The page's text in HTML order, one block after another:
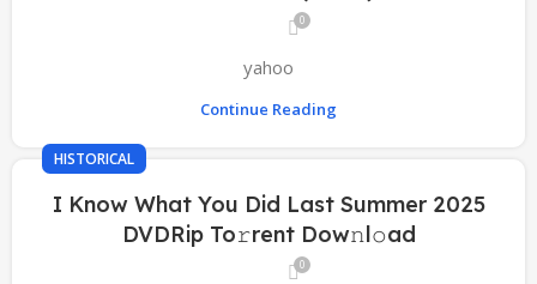
0
yahoo
Continue Reading
HISTORICAL
I Know What You Did Last Summer 2025
DVDRip To𝚛rent Dow𝚗l𝚘ad
0